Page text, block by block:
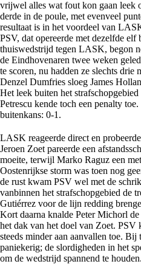
vrijwel alles wat fout kon gaan leek
derde in de poule, met evenveel
resultaat is in het voordeel van
PSV, dat opereerde met dezelfde elf
thuiswedstrijd tegen LASK, begon
de Eindhovenaren twee weken
te scoren, nu hadden ze slechts
Denzel Dumfries sloeg James
Het leek buiten het
Petrescu kende toch een penalty
buitenkans: 0-1.
LASK reageerde direct en
Jeroen Zoet pareerde een
moeite, terwijl Marko Raguz een
Oostenrijkse storm was toen nog
de rust kwam PSV wel met de
vanbinnen het strafschopgebied de
Gutiérrez voor de lijn redding
Kort daarna knalde Peter Michorl
het dak van het doel van Zoet. PSV
steeds minder aan aanvallen toe.
paniekerig; de slordigheden in het
om de wedstrijd spannend te houden.